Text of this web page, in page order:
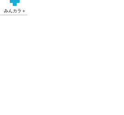
みんカラ＋